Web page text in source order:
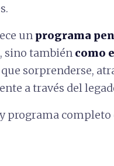
un programa
sino también como
sorprenderse,
a través del
programa completo